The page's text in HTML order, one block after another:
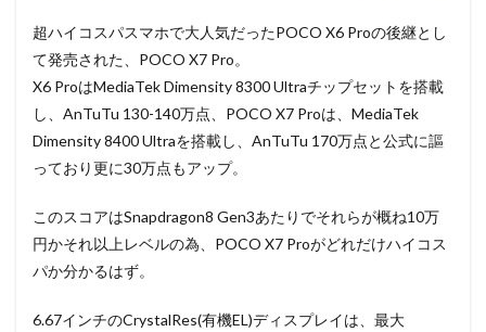
超ハイコスパスマホで大人気だったPOCO X6 Proの後継とし
て発売された、POCO X7 Pro。
X6 ProはMediaTek Dimensity 8300 Ultraチップセットを搭載
し、AnTuTu 130-140万点、POCO X7 Proは、MediaTek
Dimensity 8400 Ultraを搭載し、AnTuTu 170万点と公式に謳
っており更に30万点もアップ。
このスコアはSnapdragon8 Gen3あたりでそれらが概ね10万
円かそれ以上レベルの為、POCO X7 Proがどれだけハイコス
パか分かるはず。
6.67インチのCrystalRes(有機EL)ディスプレイは、最大